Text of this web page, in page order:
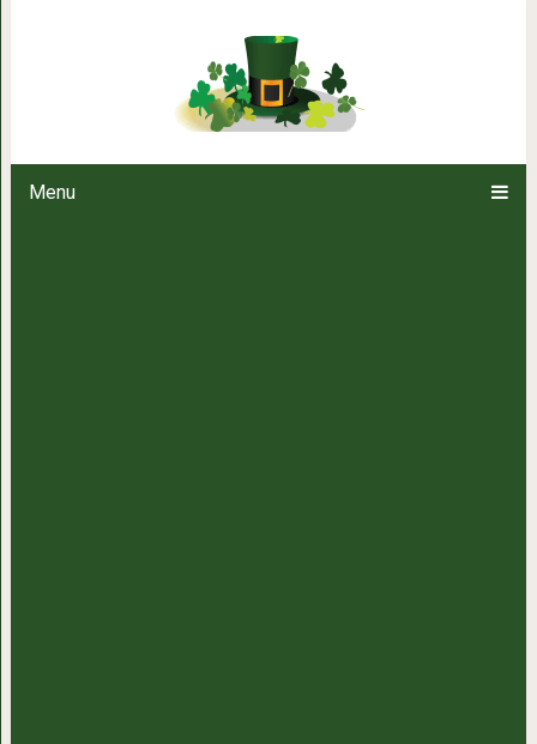
Menu
Плохая циркуляция? Все время